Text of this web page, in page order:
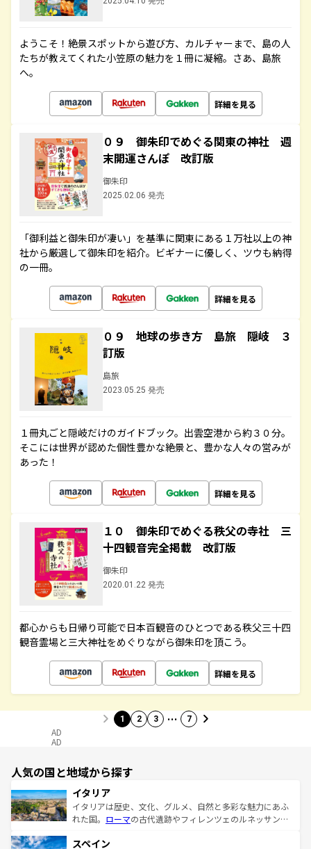
ようこそ！絶景スポットから遊び方、カルチャーまで、島の人
たちが教えてくれた小笠原の魅力を１冊に凝縮。さあ、島旅
へ。
詳細を見る
０９ 御朱印でめぐる関東の神社 週
末開運さんぽ 改訂版
御朱印
2025.02.06 発売
「御利益と御朱印が凄い」を基準に関東にある１万社以上の神
社から厳選して御朱印を紹介。ビギナーに優しく、ツウも納得
の一冊。
詳細を見る
０９ 地球の歩き方 島旅 隠岐 ３
訂版
島旅
2023.05.25 発売
１冊丸ごと隠岐だけのガイドブック。出雲空港から約３０分。
そこには世界が認めた個性豊かな絶景と、豊かな人々の営みが
あった！
詳細を見る
１０ 御朱印でめぐる秩父の寺社 三
十四観音完全掲載 改訂版
御朱印
2020.01.22 発売
都心からも日帰り可能で日本百観音のひとつである秩父三十四
観音霊場と三大神社をめぐりながら御朱印を頂こう。
詳細を見る
1 2 3 … 7
AD
AD
人気の国と地域から探す
イタリア
イタリアは歴史、文化、グルメ、自然と多彩な魅力にあふ
れた国。 ローマの古代遺跡やフィレンツェのルネッサンス
ろん、トスカーナの美しい田園風景やアマルフィ海岸の絶
スペイン